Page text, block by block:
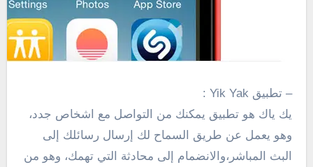
– تطبيق Yik Yak :
يك ياك هو تطبيق يمكنك من التواصل مع اشخاص جدد،
وهو يعمل عن طريق
السماح لك إرسال رسائلك
إلى
البث المباشر ،و الانضمام إلى محادثة التي تهمك، وهو من